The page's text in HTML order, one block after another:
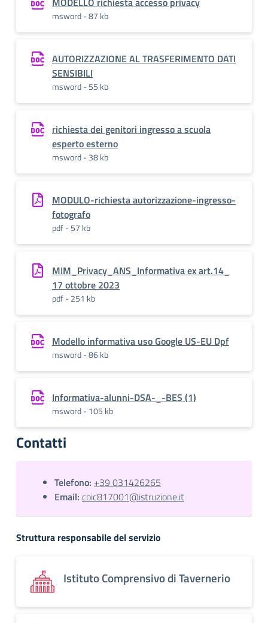
msword - 87 kb
AUTORIZZAZIONE AL TRASFERIMENTO DATI
SENSIBILI
msword - 55 kb
richiesta dei genitori ingresso a scuola
esperto esterno
msword - 38 kb
MODULO-richiesta autorizzazione-ingresso-
fotografo
pdf - 57 kb
MIM_Privacy_ANS_Informativa ex art.14_
17 ottobre 2023
pdf - 251 kb
Modello informativa uso Google US-EU Dpf
msword - 86 kb
Informativa-alunni-DSA-_-BES (1)
msword - 105 kb
Contatti
Telefono: +39 031426265
Email: coic817001@istruzione.it
Struttura responsabile del servizio
Istituto Comprensivo di Tavernerio